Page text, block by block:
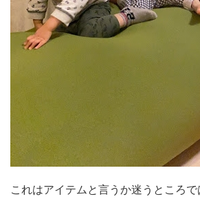
これはアイテムと言うか迷うところで